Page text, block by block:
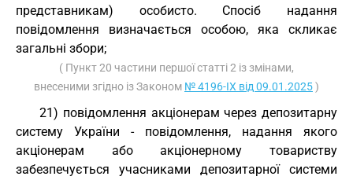
представникам) особисто. Спосіб надання
повідомлення визначається особою, яка скликає
загальні збори;
( Пункт 20 частини першої статті 2 із змінами,
внесеними згідно із Законом № 4196-IX від 09.01.2025)
21) повідомлення акціонерам через депозитарну
систему України - повідомлення, надання якого
акціонерам або акціонерному товариству
забезпечується учасниками депозитарної системи